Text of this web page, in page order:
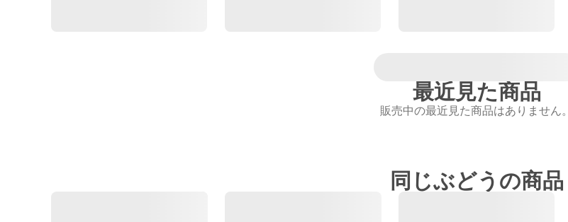
最近見た商品
販売中の最近見た商品はありません。
同じぶどうの商品